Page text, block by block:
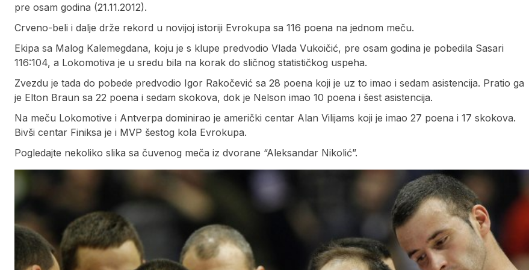
pre osam godina (21.11.2012).
Crveno-beli i dalje drže rekord u novijoj istoriji Evrokupa sa 116 poena na jednom meču.
Ekipa sa Malog Kalemegdana, koju je s klupe predvodio Vlada Vukoičić, pre osam godina je pobedila Sasari
116:104, a Lokomotiva je u sredu bila na korak do sličnog statističkog uspeha.
Zvezdu je tada do pobede predvodio Igor Rakočević sa 28 poena koji je uz to imao i sedam asistencija. Pratio ga
je Elton Braun sa 22 poena i sedam skokova, dok je Nelson imao 10 poena i šest asistencija.
Na meču Lokomotive i Antverpa dominirao je američki centar Alan Vilijams koji je imao 27 poena i 17 skokova.
Bivši centar Finiksa je i MVP šestog kola Evrokupa.
Pogledajte nekoliko slika sa čuvenog meča iz dvorane “Aleksandar Nikolić”.